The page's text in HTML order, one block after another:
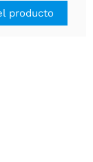
producto